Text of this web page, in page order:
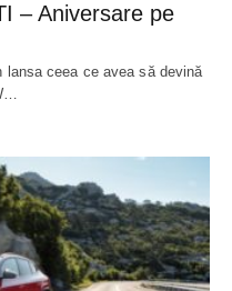
– Aniversare pe
lansa ceea ce avea să devină